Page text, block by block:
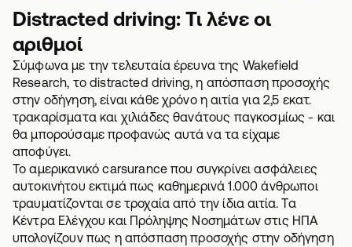
Distracted driving: Τι λένε οι
αριθμοί
Σύμφωνα με την τελευταία έρευνα της Wakefield
Research, το distracted driving, η απόσπαση προσοχής
στην οδήγηση, είναι κάθε χρόνο η αιτία για 2,5 εκατ.
τρακαρίσματα και χιλιάδες θανάτους παγκοσμίως - και
θα μπορούσαμε προφανώς αυτά να τα είχαμε
αποφύγει.
Το αμερικανικό carsurance που συγκρίνειασφάλειες
αυτοκινήτου εκτιμά πως καθημερινά 1.000 άνθρωποι
τραυματίζονται σε τροχαία από την ίδια αιτία. Τα
Κέντρα Ελέγχου και Πρόληψης Νοσημάτων στις ΗΠΑ
υπολογίζουν πως η απόσπαση προσοχής στην οδήγηση